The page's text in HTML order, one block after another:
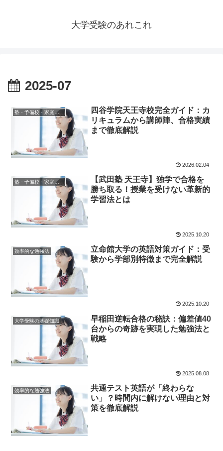
大学受験のあれこれ
2025-07
塾・予備校・家庭教師情報
四谷学院天王寺校完全ガイド：カ
リキュラムから講師陣、合格実績
まで徹底解説
2026.02.04
塾・予備校・家庭教師情報
【武田塾 天王寺】独学で合格を
勝ち取る！授業を受けない革新的
学習法とは
2025.10.20
効率的な勉強法
立命館大学の英語対策ガイド：受
験から学部別特徴まで完全解説
2025.10.20
大学受験の基礎知識
早稲田逆転合格の秘訣：偏差値40
台からの奇跡を実現した勉強法と
戦略
2025.08.08
効率的な勉強法
共通テスト英語が「終わらな
い」？時間内に解けない理由と対
策を徹底解説